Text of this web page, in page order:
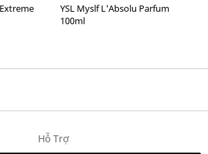
YSL Myslf L'Absolu Parfum
100ml
Hỗ Trợ